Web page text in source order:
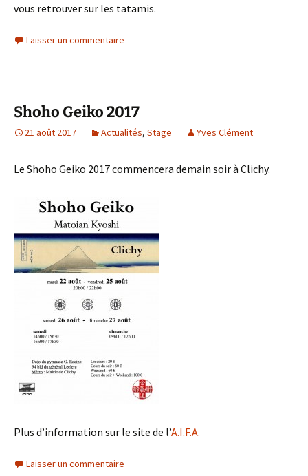
vous retrouver sur les tatamis.
Laisser un commentaire
Shoho Geiko 2017
21 août 2017 Actualités, Stage Yves Clément
Le Shoho Geiko 2017 commencera demain soir à Clichy.
Plus d’information sur le site de l’A.I.F.A.
Laisser un commentaire